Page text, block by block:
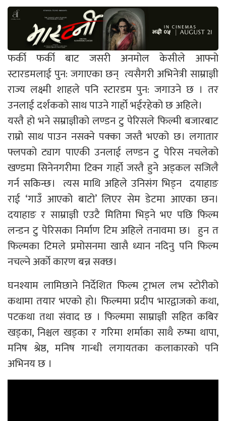
फर्की फर्की बाट जसरी अनमोल केसीले आफ्नो
स्टारडमलाई पुन: जगाएका छन् त्यसैगरी अभिनेत्री साम्राज्ञी
राज्य लक्ष्मी शाहले पनि स्टारडम पुन: जगाउने छ । तर
उनलाई दर्शकको साथ पाउने गार्हो भईरहेको छ अहिले।
यस्तै हो भने सम्राज्ञीको लण्डन टु पेरिसले फिल्मी बजारबाट
राम्रो साथ पाउन नसक्ने पक्का जस्तै भएको छ। लगातार
फ्लपको ट्याग पाएकी उनलाई लण्डन टु पेरिस नचलेको
खण्डमा सिनेनगरीमा टिक्न गार्हो जस्तै हुने अड्कल सजिलै
गर्न सकिन्छ। त्यस माथि अहिले उनिसंग भिड्न दयाहाङ
राई ‘गाउँ आएको बाटो’ लिएर सेम डेटमा आएका छन।
दयाहाङ र साम्राज्ञी एउटै मितिमा भिड्ने भए पछि फिल्म
लन्डन टु पेरिसका निर्माण टिम अहिले तनावमा छ। हुन त
फिल्मका टिमले प्रमोसनमा खासै ध्यान नदिनु पनि फिल्म
नचल्ने अर्को कारण बन्न सक्छ।
घनश्याम लामिछाने निर्देशित फिल्म ट्राभल लभ स्टोरीको
कथामा तयार भएको हो। फिल्ममा प्रदीप भारद्वाजको कथा,
पटकथा तथा संवाद छ । फिल्ममा साम्राज्ञी सहित कबिर
खड्का, निश्चल खड्का र गरिमा शर्माका साथै रुष्मा थापा,
मनिष श्रेष्ठ, मनिष गान्धी लगायतका कलाकारको पनि
अभिनय छ ।